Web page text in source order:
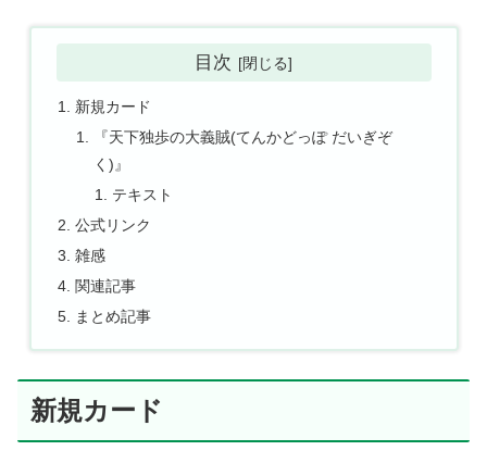
目次
新規カード
『天下独歩の大義賊(てんかどっぽ だいぎぞ
く)』
テキスト
公式リンク
雑感
関連記事
まとめ記事
新規カード